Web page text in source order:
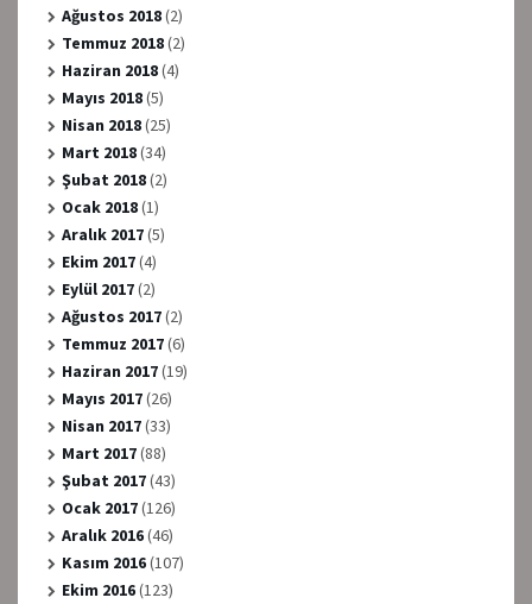
Ağustos 2018(2)
Temmuz 2018(2)
Haziran 2018(4)
Mayıs 2018(5)
Nisan 2018(25)
Mart 2018(34)
Şubat 2018(2)
Ocak 2018(1)
Aralık 2017(5)
Ekim 2017(4)
Eylül 2017(2)
Ağustos 2017(2)
Temmuz 2017(6)
Haziran 2017(19)
Mayıs 2017(26)
Nisan 2017(33)
Mart 2017(88)
Şubat 2017(43)
Ocak 2017(126)
Aralık 2016(46)
Kasım 2016(107)
Ekim 2016(123)